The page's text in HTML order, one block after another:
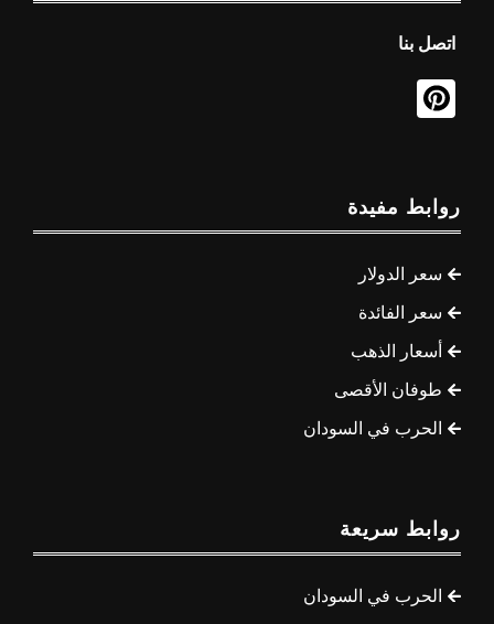
اتصل بنا
روابط مفيدة
سعر الدولار
سعر الفائدة
أسعار الذهب
طوفان الأقصى
الحرب في السودان
روابط سريعة
الحرب في السودان